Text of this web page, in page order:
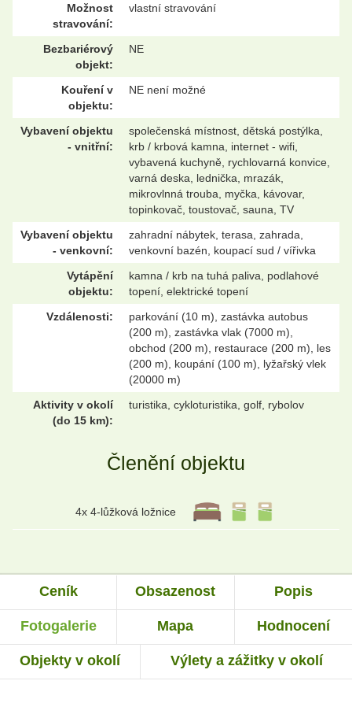
Možnost
stravování:
vlastní stravování
Bezbariérový
objekt:
NE
Kouření v
objektu:
NE není možné
Vybavení objektu
- vnitřní:
společenská místnost, dětská postýlka,
krb / krbová kamna, internet - wifi,
vybavená kuchyně, rychlovarná konvice,
varná deska, lednička, mrazák,
mikrovlnná trouba, myčka, kávovar,
topinkovač, toustovač, sauna, TV
Vybavení objektu
- venkovní:
zahradní nábytek, terasa, zahrada,
venkovní bazén, koupací sud / vířivka
Vytápění
objektu:
kamna / krb na tuhá paliva, podlahové
topení, elektrické topení
Vzdálenosti:
parkování (10 m), zastávka autobus
(200 m), zastávka vlak (7000 m),
obchod (200 m), restaurace (200 m), les
(200 m), koupání (100 m), lyžařský vlek
(20000 m)
Aktivity v okolí
(do 15 km):
turistika, cykloturistika, golf, rybolov
Členění objektu
4x 4-lůžková ložnice
Ceník Obsazenost Popis
Fotogalerie Mapa Hodnocení
Objekty v okolí Výlety a zážitky v okolí